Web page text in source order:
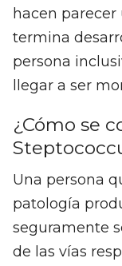
hacen
termina
persona
llegar a ser
¿Cómo se
Una persona
patología
seguramente
de las vías